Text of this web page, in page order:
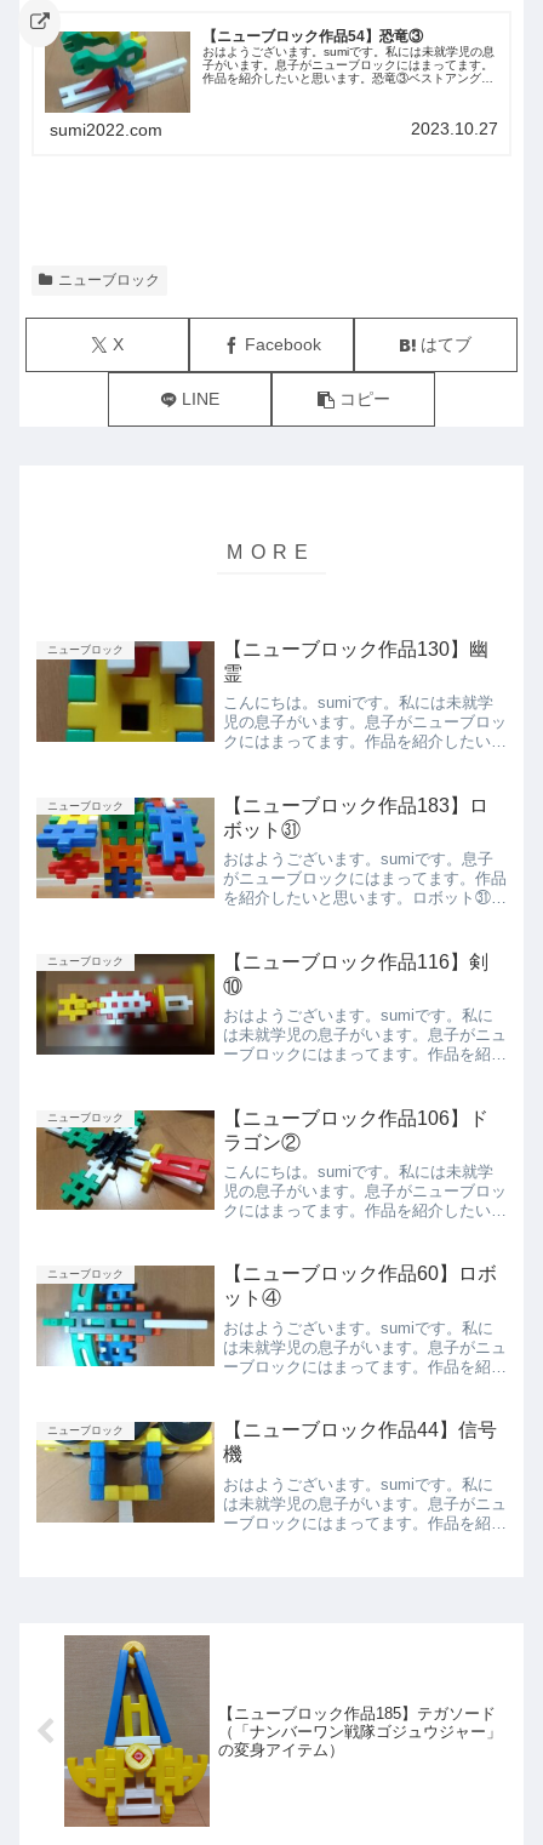
【ニューブロック作品54】恐竜③
おはようございます。sumiです。私には未就学児の息
子がいます。息子がニューブロックにはまってます。
作品を紹介したいと思います。恐竜③ベストアングル
sumi2022.com 2023.10.27
ニューブロック
X Facebook はてブ
LINE コピー
ニューブロック
【ニューブロック作品130】幽
霊
こんにちは。sumiです。私には未就学
児の息子がいます。息子がニューブロッ
クにはまってます。作品を紹介したいと
ろから側面上から下からまとめ今回は息
子が作った幽霊を紹介しま...
ニューブロック
【ニューブロック作品183】ロ
ボット㉛
おはようございます。sumiです。息子
がニューブロックにはまってます。作品
を紹介したいと思います。ロボット㉛ベ
らまとめ今回は息子が作ったロボット㉛
を紹介しました。また紹...
ニューブロック
【ニューブロック作品116】剣
⑩
おはようございます。sumiです。私に
は未就学児の息子がいます。息子がニュ
ーブロックにはまってます。作品を紹介
介します。
ニューブロック
【ニューブロック作品106】ド
ラゴン②
こんにちは。sumiです。私には未就学
児の息子がいます。息子がニューブロッ
クにはまってます。作品を紹介したいと
後ろからまとめ今回は息子が作ったドラ
ゴンを紹介しました。ま...
ニューブロック
【ニューブロック作品60】ロボ
ット④
おはようございます。sumiです。私に
は未就学児の息子がいます。息子がニュ
ーブロックにはまってます。作品を紹介
す。側面①側面②上から前からまとめ今
回は息子が作ったロボッ...
ニューブロック
【ニューブロック作品44】信号
機
おはようございます。sumiです。私に
は未就学児の息子がいます。息子がニュ
ーブロックにはまってます。作品を紹介
【ニューブロック作品185】テガソード
（「ナンバーワン戦隊ゴジュウジャー」
の変身アイテム）